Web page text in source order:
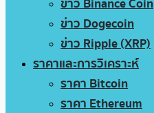
ข่าว Dogecoin
ข่าว Ripple (XRP)
ราคาและการวิเคราะห์
ราคา Bitcoin
ราคา Ethereum